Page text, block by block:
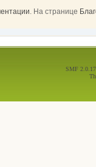
. На странице
SMF 2.0.17